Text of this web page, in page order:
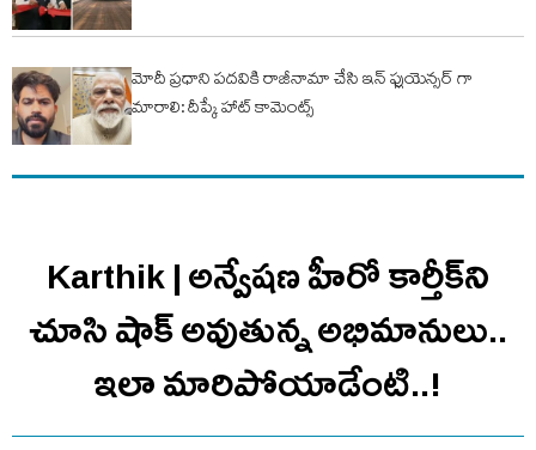
మోదీ ప్రధాని పదవికి రాజీనామా చేసి ఇన్ ఫ్లుయెన్సర్ గా
మారాలి: దీప్కే హాట్ కామెంట్స్
Karthik | అన్వేషణ హీరో కార్తీక్‌ని
చూసి షాక్ అవుతున్న అభిమానులు..
ఇలా మారిపోయాడేంటి..!